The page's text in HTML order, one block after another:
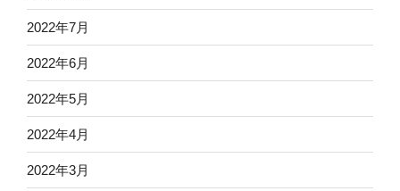
2022年7月
2022年6月
2022年5月
2022年4月
2022年3月